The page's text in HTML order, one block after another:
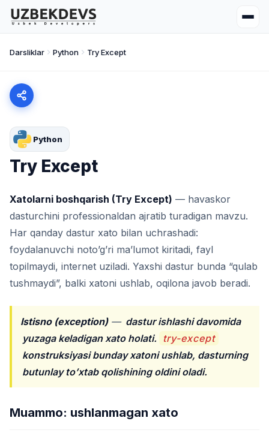
Darsliklar Python Try Except
Python
Try Except
Xatolarni boshqarish (Try Except) — havaskor
dasturchini professionaldan ajratib turadigan mavzu.
Har qanday dastur xato bilan uchrashadi:
foydalanuvchi noto’g’ri ma’lumot kiritadi, fayl
topilmaydi, internet uziladi. Yaxshi dastur bunda “qulab
tushmaydi”, balki xatoni ushlab, oqilona javob beradi.
Istisno (exception)— dastur ishlashi davomida
yuzaga keladigan xato holati.
try-except
konstruksiyasi bunday xatoni ushlab, dasturning
butunlay to’xtab qolishining oldini oladi.
Muammo: ushlanmagan xato